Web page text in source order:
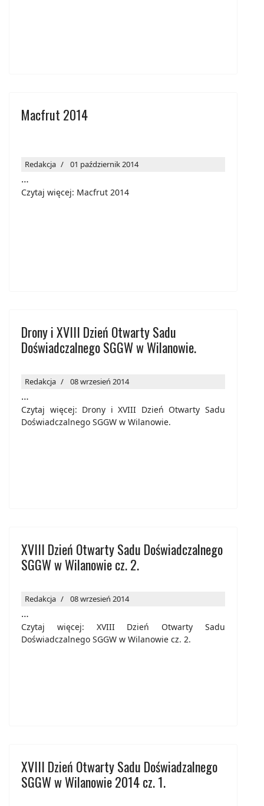
Macfrut 2014
Redakcja 01 październik 2014
…
Czytaj więcej: Macfrut 2014
Drony i XVIII Dzień Otwarty Sadu
Doświadczalnego SGGW w Wilanowie.
Redakcja 08 wrzesień 2014
…
Czytaj więcej: Drony i XVIII Dzień Otwarty Sadu
Doświadczalnego SGGW w Wilanowie.
XVIII Dzień Otwarty Sadu Doświadczalnego
SGGW w Wilanowie cz. 2.
Redakcja 08 wrzesień 2014
…
Czytaj więcej: XVIII Dzień Otwarty Sadu
Doświadczalnego SGGW w Wilanowie cz. 2.
XVIII Dzień Otwarty Sadu Doświadzalnego
SGGW w Wilanowie 2014 cz. 1.